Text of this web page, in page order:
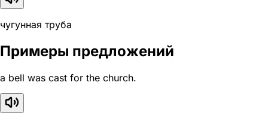
чугунная труба
Примеры предложений
a bell was cast for the church.